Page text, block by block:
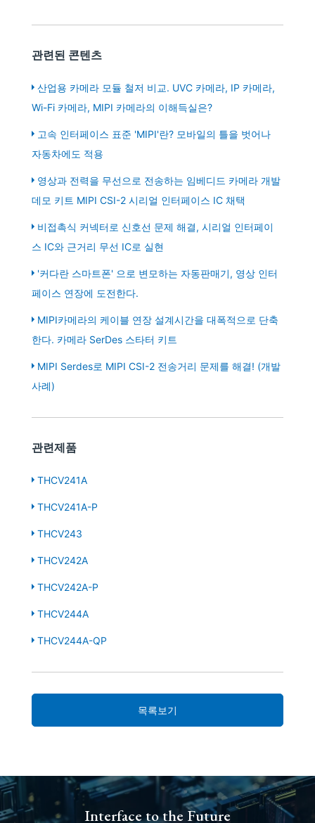
관련된 콘텐츠
산업용 카메라 모듈 철저 비교. UVC 카메라, IP 카메라,
Wi-Fi 카메라, MIPI 카메라의 이해득실은?
고속 인터페이스 표준 'MIPI'란? 모바일의 틀을 벗어나
자동차에도 적용
영상과 전력을 무선으로 전송하는 임베디드 카메라 개발
데모 키트 MIPI CSI-2 시리얼 인터페이스 IC 채택
비접촉식 커넥터로 신호선 문제 해결, 시리얼 인터페이
스 IC와 근거리 무선 IC로 실현
'커다란 스마트폰' 으로 변모하는 자동판매기, 영상 인터
페이스 연장에 도전한다.
MIPI카메라의 케이블 연장 설계시간을 대폭적으로 단축
한다. 카메라 SerDes 스타터 키트
MIPI Serdes로 MIPI CSI-2 전송거리 문제를 해결! (개발
사례)
관련제품
THCV241A
THCV241A-P
THCV243
THCV242A
THCV242A-P
THCV244A
THCV244A-QP
목록보기
Interface to the Future